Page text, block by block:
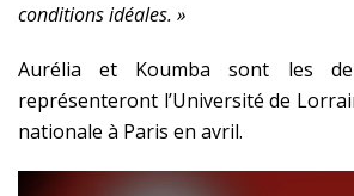
conditions idéales. »
Aurélia et Koumba sont les
représenteront l’Université de
nationale à Paris en avril.